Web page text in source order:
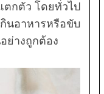
ตกตัว โดยทั่วไป
นอาหารหรือขับ
ย่างถูกต้อง